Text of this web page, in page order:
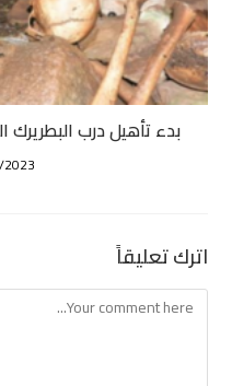
بدء تأهيل درب
اترك تعليقاً